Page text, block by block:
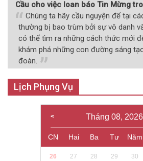
Cầu cho việc loan báo Tin Mừng
Chúng ta hãy cầu nguyện để tại
thường bị bao trùm bởi sự vô danh
có thể tìm ra những cách thức mới
khám phá những con đường sáng
đoàn.
Lịch Phụng Vụ
Tháng 08, 2026
CN Hai Ba Tư Năm
26 27 28 29 30